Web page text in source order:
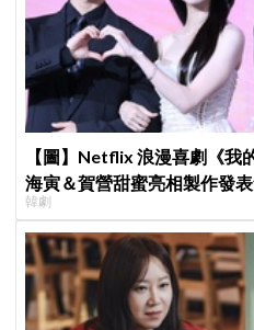
【圖】Netflix 浪漫喜劇《我
海寅＆賀營甜蜜亮相製作發
待
韓劇